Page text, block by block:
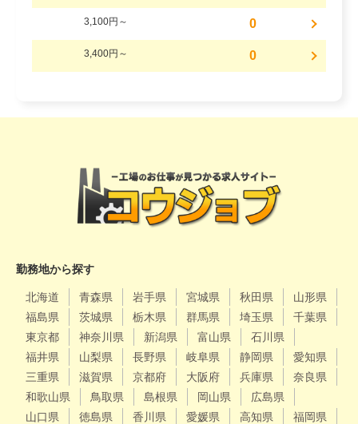
3,100円～ 0
3,400円～ 0
勤務地から探す
北海道 青森県 岩手県 宮城県 秋田県
山形県
福島県
茨城県 栃木県 群馬県 埼玉県
千葉県
東京都
神奈川県 新潟県 富山県
石川県
福井県
山梨県 長野県 岐阜県 静岡県
愛知県
三重県
滋賀県 京都府 大阪府 兵庫県
奈良県
和歌山県
鳥取県 島根県 岡山県
広島県
山口県
徳島県 香川県 愛媛県 高知県
福岡県